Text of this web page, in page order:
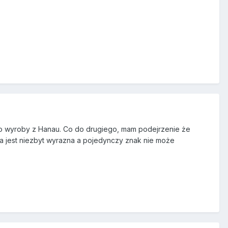
z Hanau. Co do drugiego, mam podejrzenie że
jest niezbyt wyrazna a pojedynczy znak nie może